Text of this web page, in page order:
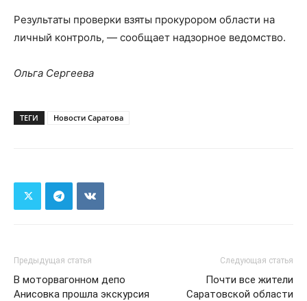
Результаты проверки взяты прокурором области на
личный контроль, — сообщает надзорное ведомство.
Ольга Сергеева
ТЕГИ Новости Саратова
Предыдущая статья
В моторвагонном депо
Анисовка прошла экскурсия
Следующая статья
Почти все жители
Саратовской области